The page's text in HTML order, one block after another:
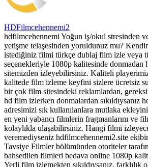
HDFilmcehennemi2
hdfilmcehennemi Yoğun iş/okul stresinden
yetişme telaşesinden yoruldunuz mu?
istediğiniz filmi türkçe dublaj film izle veya
seçenekleriyle 1080p kalitesinde donmadan
sitemizden izleyebilirsiniz. Kaliteli
kalitede film izleme keyfini sizlere ücretsiz
bir çok film sitesindeki reklamlardan,
hd film izlerken donmalardan sıkıldıysanız
adresimizi sık kullanılanlara mutlaka
en yeni yabancı filmlerin fragmanlarını ve
kolaylıkla ulaşabilirsiniz. Hangi filmi
veremediyseniz hdfilmcehennemi2.site
Tavsiye Filmler bölümünden otoriteler
bahsedilen filmleri bedava online 1080p
Yerli film izlemekten sıkıldıysanız, farklılık